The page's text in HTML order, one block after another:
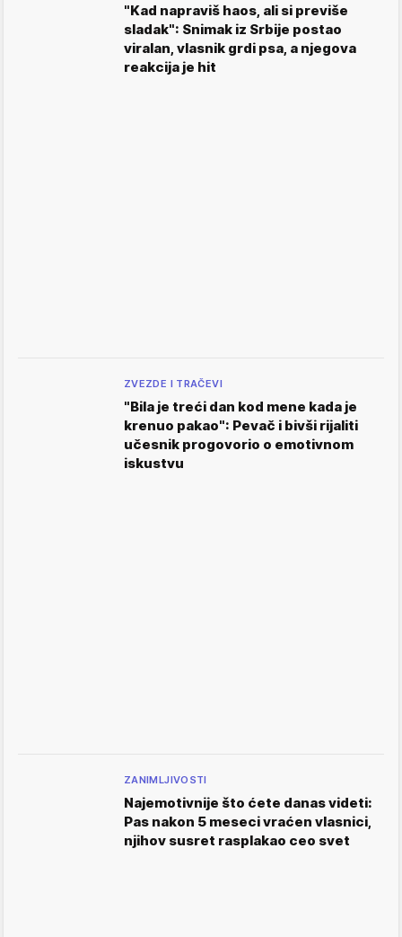
"Kad napraviš haos, ali si previše
sladak": Snimak iz Srbije postao
viralan, vlasnik grdi psa, a njegova
reakcija je hit
ZVEZDE I TRAČEVI
"Bila je treći dan kod mene kada je
krenuo pakao": Pevač i bivši rijaliti
učesnik progovorio o emotivnom
iskustvu
ZANIMLJIVOSTI
Najemotivnije što ćete danas videti:
Pas nakon 5 meseci vraćen vlasnici,
njihov susret rasplakao ceo svet